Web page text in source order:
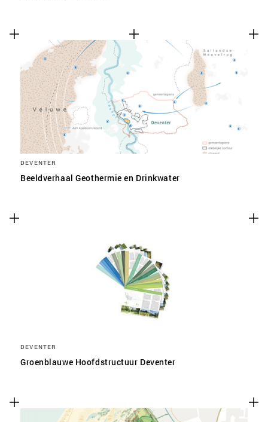
DEVENTER
Beeldverhaal Geothermie en Drinkwater
DEVENTER
Groenblauwe Hoofdstructuur Deventer